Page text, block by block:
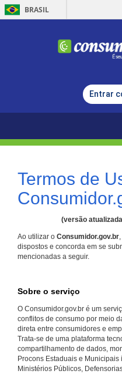
BRASIL
Entrar
Termos de
(versão
Ao utilizar o Consumidor.gov.br
dispostos e concorda em se
mencionadas a seguir.
Sobre o serviço
O Consumidor.gov.br é um
conflitos de consumo por meio
direta entre consumidores e
Trata-se de uma plataforma
compartilhamento de dados,
Procons Estaduais e
Ministérios Públicos,